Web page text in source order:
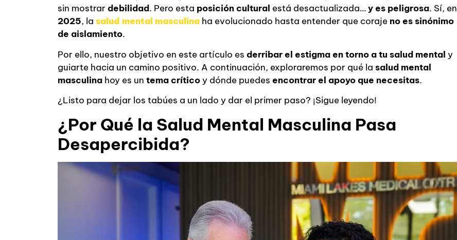
sin mostrar debilidad. Pero esta posición cultural está desactualizada…y es peligrosa. Sí, en
2025, la salud mental masculina ha evolucionado hasta entender que coraje no es sinónimo
de aislamiento.
Por ello, nuestro objetivo en este artículo es derribar el estigma en torno a tu salud mental y
guiarte hacia un camino positivo. A continuación, exploraremos por qué la salud mental
masculina hoy es un tema críticoy dónde puedes encontrar el apoyo que necesitas.
¿Listo para dejar los tabúes a un lado y dar el primer paso? ¡Sigue leyendo!
¿Por Qué la Salud Mental Masculina Pasa
Desapercibida?